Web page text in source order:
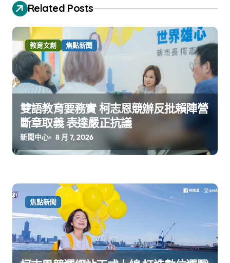
Related Posts
教育文創 焦點新聞
雙語教育要務實 柯志恩競辦反批賴陣營
斷章取義 表達嚴正抗議
新聞中心 8 月 7, 2026
焦點新聞